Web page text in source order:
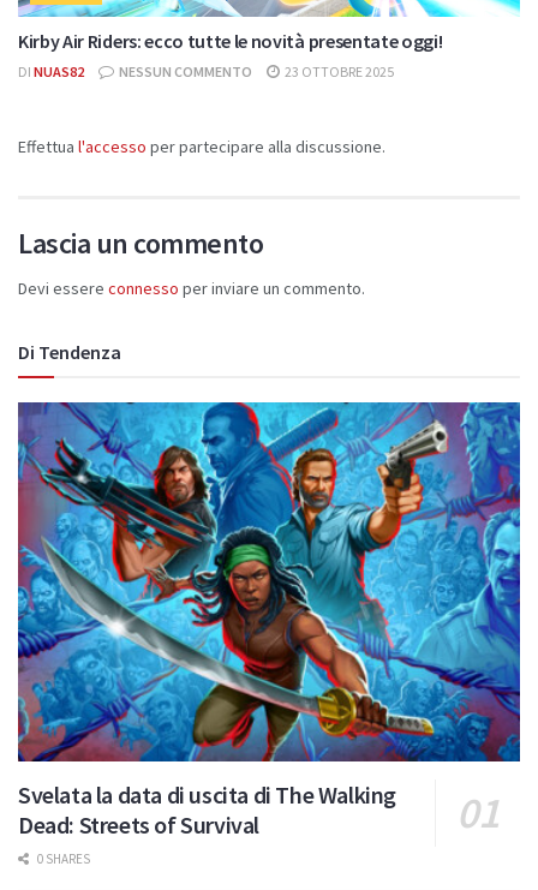
Kirby Air Riders: ecco tutte le novità presentate oggi!
DI NUAS82 NESSUN COMMENTO 23 OTTOBRE 2025
Effettua l'accesso per partecipare alla discussione.
Lascia un commento
Devi essere connesso per inviare un commento.
Di Tendenza
Svelata la data di uscita di The Walking
Dead: Streets of Survival
0 SHARES